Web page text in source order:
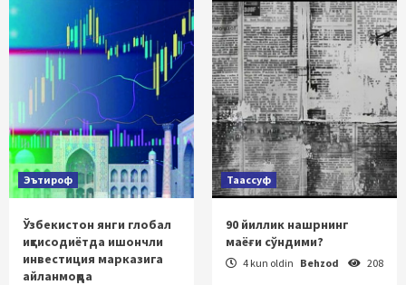
Эътироф
Ўзбекистон янги глобал
иқтисодиётда ишончли
инвестиция марказига
айланмоқда
Таассуф
90 йиллик нашрнинг
маёғи сўндими?
4 kun oldin Behzod 208